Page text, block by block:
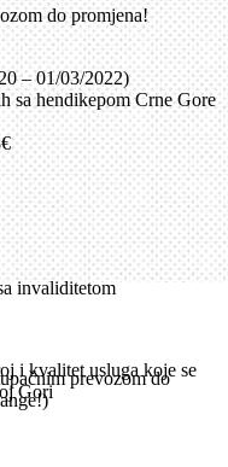
prevozom do
do promjena!
– 01/03/2022)
sa hendikepom Crne Gore
invaliditetom
i kvalitet usluga koje se
Gori